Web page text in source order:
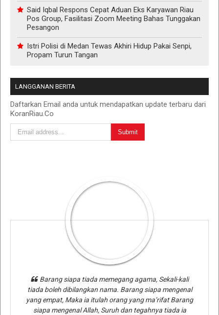
Said Iqbal Respons Cepat Aduan Eks Karyawan Riau
Pos Group, Fasilitasi Zoom Meeting Bahas Tunggakan
Pesangon
Istri Polisi di Medan Tewas Akhiri Hidup Pakai Senpi,
Propam Turun Tangan
LANGGANAN BERITA
Daftarkan Email anda untuk mendapatkan update terbaru dari
KoranRiau.Co
Barang siapa tiada memegang agama, Sekali-kali
tiada boleh dibilangkan nama. Barang siapa mengenal
yang empat, Maka ia itulah orang yang ma’rifat Barang
siapa mengenal Allah, Suruh dan tegahnya tiada ia